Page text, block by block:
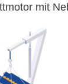
mit